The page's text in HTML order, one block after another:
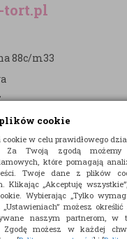
cookie
w celu prawidłowego
Za Twoją zgodą
które pomagają
Twoje dane z plików
Klikając „Akceptuję
Wybierając „Tylko
możesz określić
naszym partnerom, w
Zgodę możesz w każdej
tort.pl
88c/m33
3902 8144 2737